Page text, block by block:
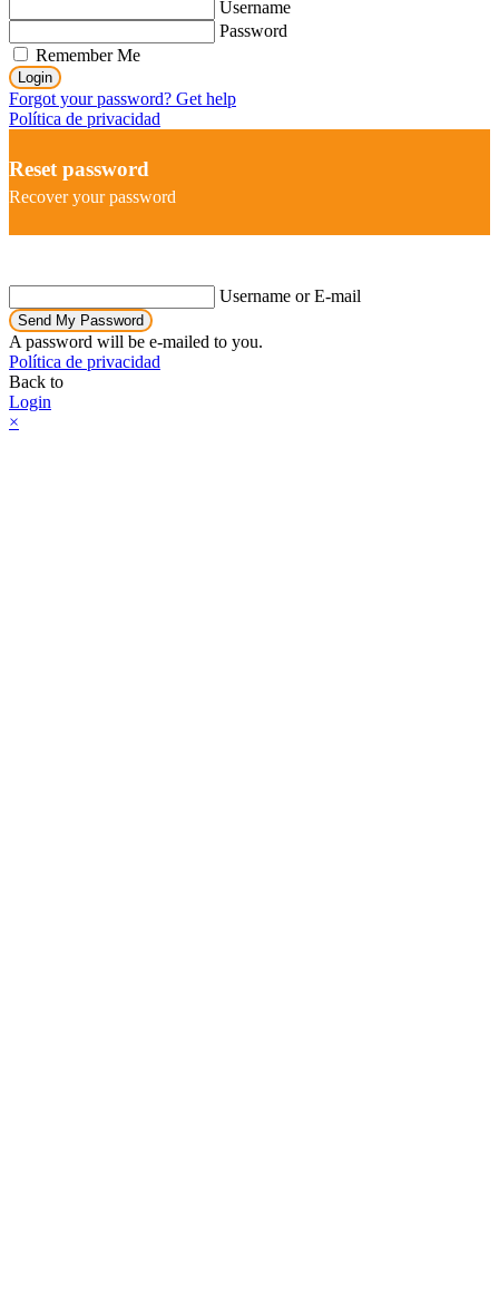
Username
Password
Remember Me
Login
Forgot your password? Get help
Política de privacidad
Reset password
Recover your password
Username or E-mail
Send My Password
A password will be e-mailed to you.
Política de privacidad
Back to
Login
×